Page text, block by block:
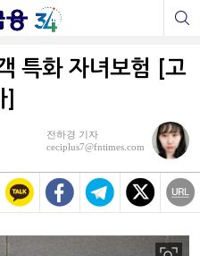
특화 자녀보험 [고
]
전하경 기자
ceciplus7@fntimes.com